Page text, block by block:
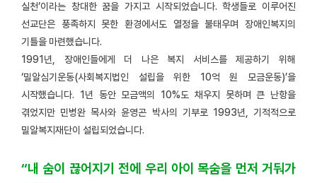
실천’이라는 창대한 꿈을 가지고 시작되었습니다. 학생들로 이루어진
선교단은 풍족하지 못한 환경에서도 열정을 불태우며 장애인복지의
기틀을 마련했습니다.
1991년, 장애인들에게 더 나은 복지 서비스를 제공하기 위해
‘밀알심기운동(사회복지법인 설립을 위한 10억 원 모금운동)’을
시작했습니다. 1년 동안 모금액의 10%도 채우지 못하며 큰 난항을
겪었지만 민병완 목사와 윤영곤 박사의 기부로 1993년, 기적적으로
밀알복지재단이 설립되었습니다.
“내 숨이 끊어지기 전에 우리 아이 목숨을 먼저 거둬가